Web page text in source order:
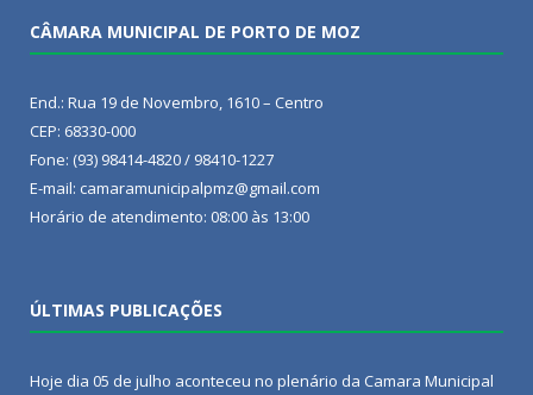
CÂMARA MUNICIPAL DE PORTO DE MOZ
End.: Rua 19 de Novembro, 1610 – Centro
CEP: 68330-000
Fone: (93) 98414-4820 / 98410-1227
E-mail: camaramunicipalpmz@gmail.com
Horário de atendimento: 08:00 às 13:00
ÚLTIMAS PUBLICAÇÕES
Hoje dia 05 de julho aconteceu no plenário da Camara Municipal